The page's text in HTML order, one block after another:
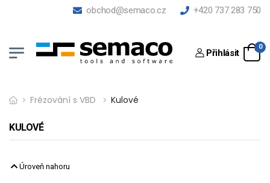
obchod@semaco.cz +420 737 283 750
Přihlásit
0
Frézování s VBD Kulové
KULOVÉ
Úroveň nahoru